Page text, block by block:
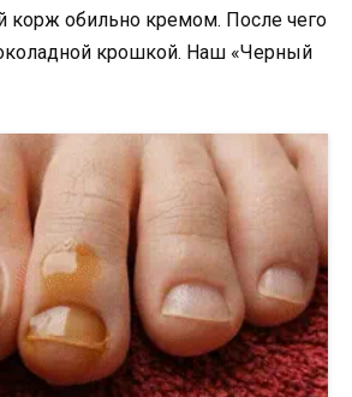
обильно кремом. После чего
крошкой. Наш «Чepный